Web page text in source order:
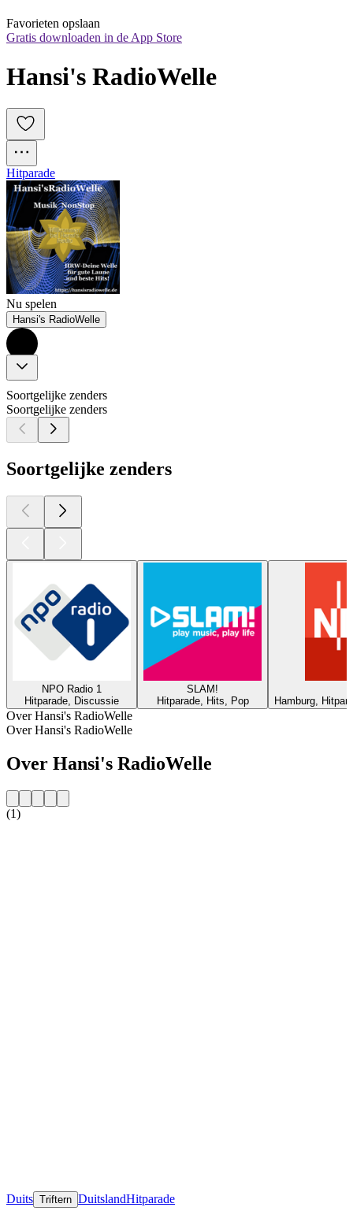
Favorieten opslaan
Gratis downloaden in de App Store
Hansi's RadioWelle
Hitparade
Nu spelen
Hansi's RadioWelle
Soortgelijke zenders
Soortgelijke zenders
Soortgelijke zenders
NPO Radio 1
Hitparade, Discussie
SLAM!
Hitparade, Hits, Pop
Hamburg,
Over Hansi's RadioWelle
Over Hansi's RadioWelle
Over Hansi's RadioWelle
(1)
Duits Triftern DuitslandHitparade